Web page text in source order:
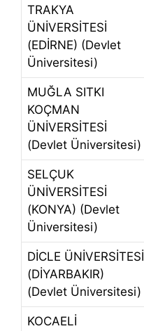
TRAKYA
ÜNİVERSİTESİ
(EDİRNE) (Devlet
Üniversitesi)
MUĞLA SITKI
KOÇMAN
ÜNİVERSİTESİ
(Devlet Üniversitesi)
SELÇUK
ÜNİVERSİTESİ
(KONYA) (Devlet
Üniversitesi)
DİCLE ÜNİVERSİTESİ
(DİYARBAKIR)
(Devlet Üniversitesi)
KOCAELİ